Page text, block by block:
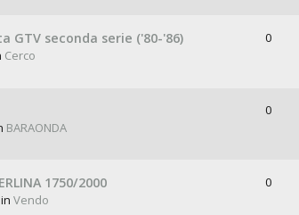
seconda serie ('80-'86)
Cerco
0
BARAONDA
0
1750/2000
Vendo
0